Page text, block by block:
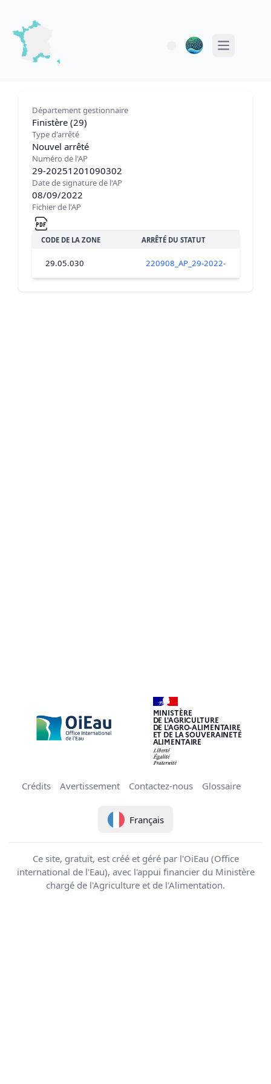
Open main
Département gestionnaire
Finistère (29)
Type d'arrêté
Nouvel arrêté
Numéro de l'AP
29-20251201090302
Date de signature de l'AP
08/09/2022
Fichier de l'AP
CODE DE LA ZONE ARRÊTÉ DU STATUT
29.05.030 220908_AP_29-2022-09-008-
MINISTÈRE
DE L'AGRICULTURE
DE L'AGRO-ALIMENTAIRE
ET DE LA SOUVERAINETÉ
ALIMENTAIRE
Crédits Avertissement Contactez-nous Glossaire
Français
Ce site, gratuit, est créé et géré par l'OiEau (Office
international de l'Eau), avec l'appui financier du Ministère
chargé de l'Agriculture et de l'Alimentation.